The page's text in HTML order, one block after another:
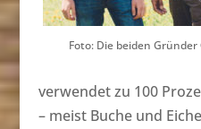
Foto: Die beiden
verwendet zu 100
– meist Buche und